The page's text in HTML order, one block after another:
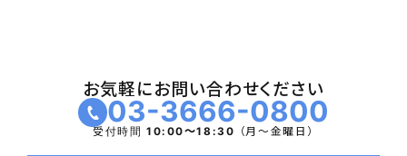
お気軽にお問い合わせください
03-3666-0800
受付時間10:00〜18:30 （月〜金曜日）